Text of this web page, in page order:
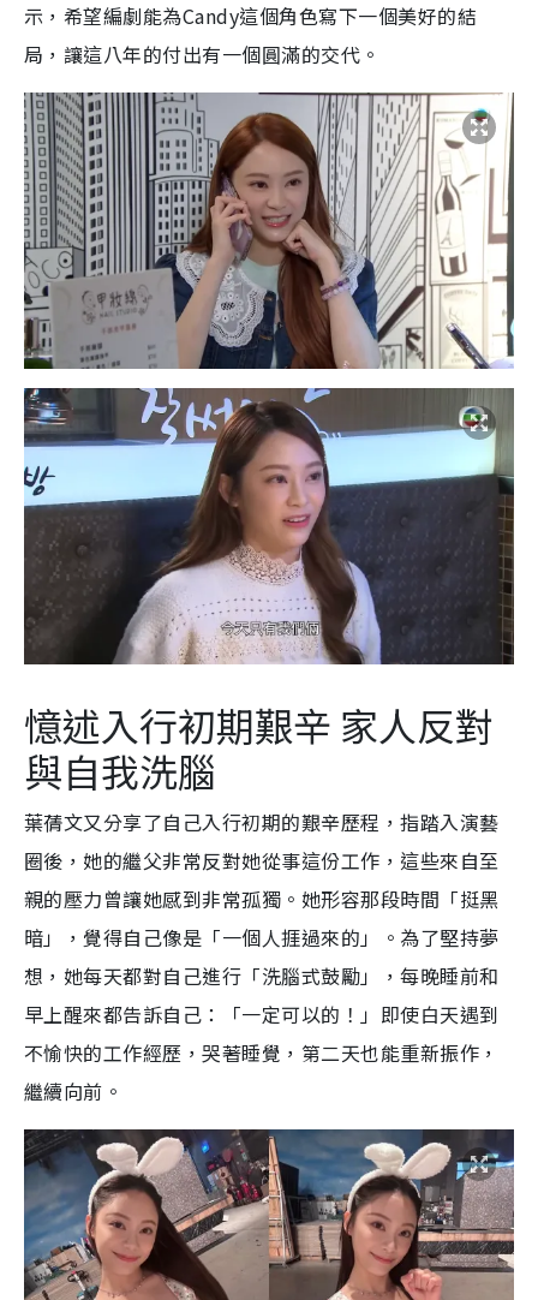
示，希望編劇能為Candy這個角色寫下一個美好的結
局，讓這八年的付出有一個圓滿的交代。
憶述入行初期艱辛 家人反對
與自我洗腦
葉蒨文又分享了自己入行初期的艱辛歷程，指踏入演藝
圈後，她的繼父非常反對她從事這份工作，這些來自至
親的壓力曾讓她感到非常孤獨。她形容那段時間「挺黑
暗」，覺得自己像是「一個人捱過來的」。為了堅持夢
想，她每天都對自己進行「洗腦式鼓勵」，每晚睡前和
早上醒來都告訴自己：「一定可以的！」即使白天遇到
不愉快的工作經歷，哭著睡覺，第二天也能重新振作，
繼續向前。